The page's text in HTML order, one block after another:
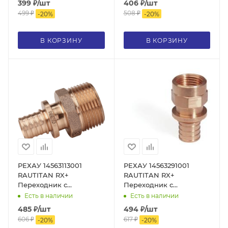
399 ₽/шт
499₽ -20%
В КОРЗИНУ
406₽/шт
508₽ -20%
В КОРЗИНУ
РЕХАУ 14563113001
RAUTITAN RX+
Переходник с
наружной резьбой 16-R
1/2, бронза
Есть в наличии
485 ₽/шт
606₽ -20%
РЕХАУ 14563291001
RAUTITAN RX+
Переходник с
внутренней резьбой 20-
Rp 3/4, бронза
Есть в наличии
494₽/шт
617₽ -20%